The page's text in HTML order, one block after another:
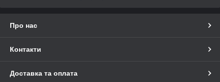
Про нас
Контакти
Доставка та оплата